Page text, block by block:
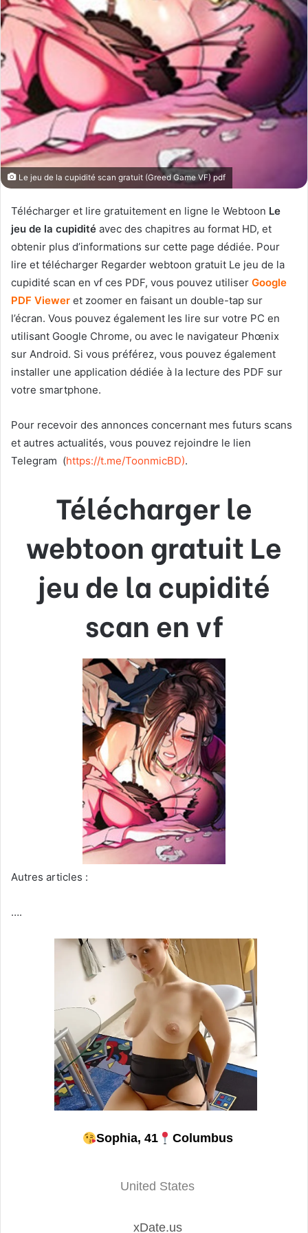
Le jeu de la cupidité scan gratuit (Greed Game VF) pdf
Télécharger et lire gratuitement en ligne le Webtoon Le
jeu de la cupidité avec des chapitres au format HD, et
obtenir plus d’informations sur cette page dédiée. Pour
lire et télécharger Regarder webtoon gratuit Le jeu de la
cupidité scan en vf ces PDF, vous pouvez utiliser Google
PDF Viewer et zoomer en faisant un double-tap sur
l’écran. Vous pouvez également les lire sur votre PC en
utilisant Google Chrome, ou avec le navigateur Phœnix
sur Android. Si vous préférez, vous pouvez également
installer une application dédiée à la lecture des PDF sur
votre smartphone.
Pour recevoir des annonces concernant mes futurs scans
et autres actualités, vous pouvez rejoindre le lien
Telegram (https://t.me/ToonmicBD).
Télécharger le
webtoon gratuit Le
jeu de la cupidité
scan en vf
Autres articles :
….
Sophia, 41 Columbus
United States
xDate.us